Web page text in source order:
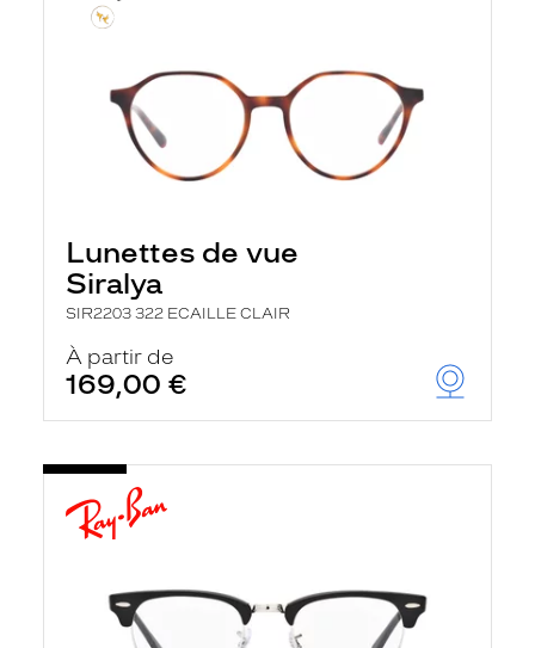
Lunettes de vue
Siralya
SIR2203 322 ECAILLE CLAIR
À partir de
169,00 €